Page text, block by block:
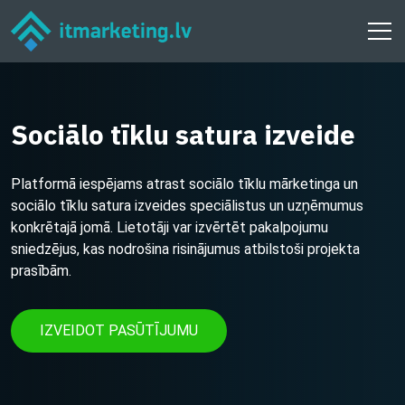
Sociālo tīklu satura izveide
Platformā iespējams atrast sociālo tīklu mārketinga un
sociālo tīklu satura izveides speciālistus un uzņēmumus
konkrētajā jomā. Lietotāji var izvērtēt pakalpojumu
sniedzējus, kas nodrošina risinājumus atbilstoši projekta
prasībām.
IZVEIDOT PASŪTĪJUMU